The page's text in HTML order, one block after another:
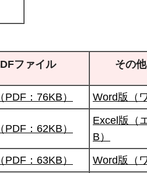
ファイル その
PDF：76KB） Word版（
PDF：62KB）
Excel版（
B）
PDF：63KB）
Word版（